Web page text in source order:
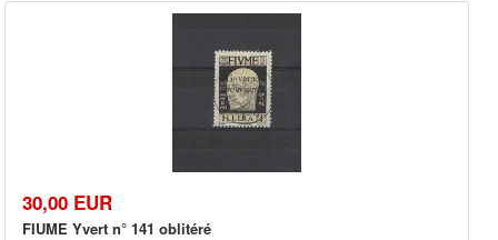
30,00 EUR
FIUME Yvert n° 141 oblitéré